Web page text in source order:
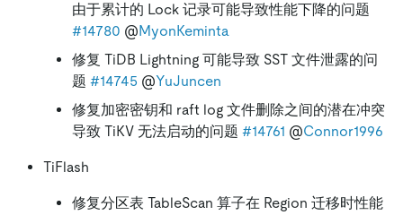
由于累计的 Lock 记录可能导致性能下降的问题
#14780 @MyonKeminta
修复 TiDB Lightning 可能导致 SST 文件泄露的问
题 #14745 @YuJuncen
修复加密密钥和 raft log 文件删除之间的潜在冲突
导致 TiKV 无法启动的问题 #14761 @Connor1996
TiFlash
修复分区表 TableScan 算子在 Region 迁移时性能